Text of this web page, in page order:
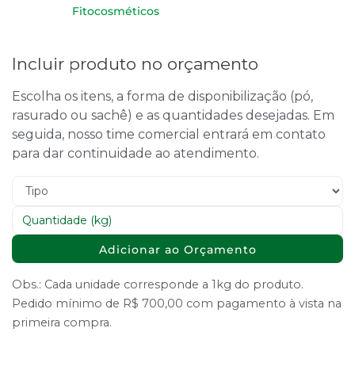
Fitocosméticos
Incluir produto no orçamento
Escolha os itens, a forma de disponibilização (pó,
rasurado ou sachê) e as quantidades desejadas. Em
seguida, nosso time comercial entrará em contato
para dar continuidade ao atendimento.
Adicionar ao Orçamento
Obs.: Cada unidade corresponde a 1kg do produto.
Pedido mínimo de R$ 700,00 com pagamento à vista na
primeira compra.